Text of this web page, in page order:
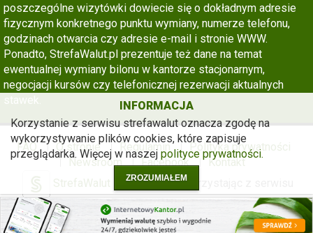
poszczególne wizytówki dowiecie się o dokładnym adresie
fizycznym konkretnego punktu wymiany, numerze telefonu,
godzinach otwarcia czy adresie e-mail i stronie WWW.
Ponadto, StrefaWalut.pl prezentuje też dane na temat
ewentualnej wymiany bilonu w kantorze stacjonarnym,
negocjacji kursów czy telefonicznej rezerwacji aktualnych
stawek.
FAQ O stronie Regulamin
Polityka prywatności
Newsroom
Facebook
Kontakt
StrefaWalut
© 2012-2026Korzystając z serwisu
akceptacjesz
regulamin,politykę prywatności oraz informacje
o cookies .
INFORMACJA
Korzystanie z serwisu strefawalut oznacza zgodę na
wykorzystywanie plików cookies, które zapisuje
przeglądarka. Więcej w naszej polityce prywatności.
ZROZUMIAŁEM